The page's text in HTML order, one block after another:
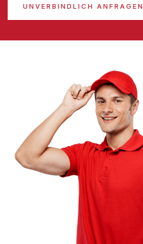
UNVERBINDLICH ANFRAGEN